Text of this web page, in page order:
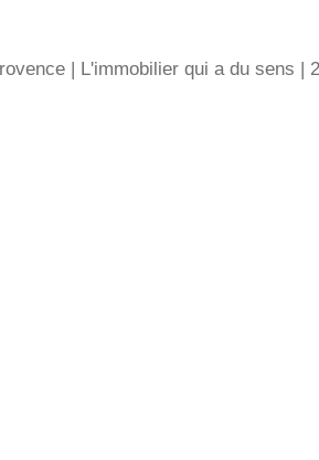
| L'immobilier qui a du sens |